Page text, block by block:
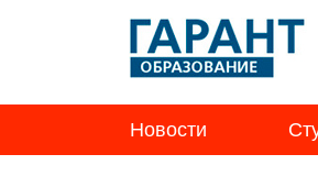
Новости